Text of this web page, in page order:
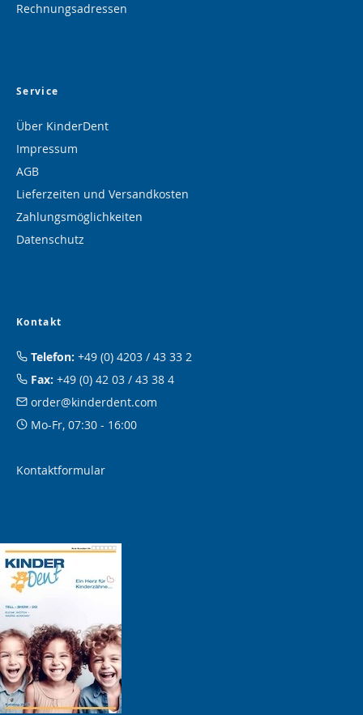
Rechnungsadressen
Service
Über KinderDent
Impressum
AGB
Lieferzeiten und Versandkosten
Zahlungsmöglichkeiten
Datenschutz
Kontakt
Telefon: +49 (0) 4203 / 43 33 2
Fax: +49 (0) 42 03 / 43 38 4
order@kinderdent.com
Mo-Fr, 07:30 - 16:00
Kontaktformular